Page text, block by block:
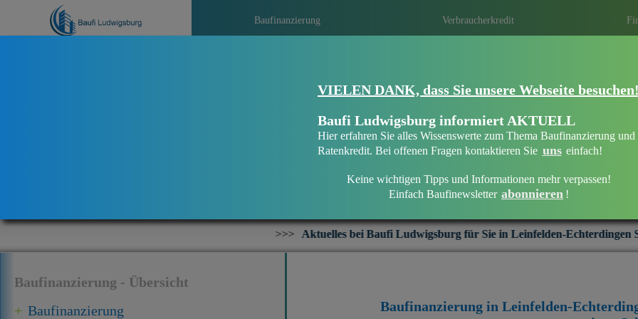
Baufinanzierung Verbraucherkredit
Eine Immobilien­finanzierung bei Baufi
Echterdingen Stetten
Eine optimale Finanzierung erhalten ist
persönliche und individuelle Beratung die
Mit regionalen Banken in Ihrer Region
Aktuelles bei Baufi Ludwigsburg für Sie in Leinfelden-Echterdingen Stetten: +++
Baufinanzierung - Übersicht
Baufinanzierung
VIELEN DANK, dass Sie unsere Webseite besuchen!
Baufi Ludwigsburg informiert AKTUELL
Hier erfahren Sie alles Wissenswerte zum Thema Baufinanzierung und
Ratenkredit. Bei offenen Fragen kontaktieren Sie uns einfach!
Keine wichtigen Tipps und Informationen mehr verpassen!
Einfach Baufinewsletter abonnieren !
Baufinanzierung in Leinfelden-